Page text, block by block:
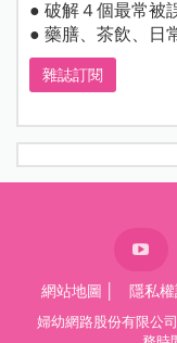
● 破解４個最常被
● 藥膳、茶飲、日
雜誌訂閱
網站地圖 隱私
婦幼網路股份有限公